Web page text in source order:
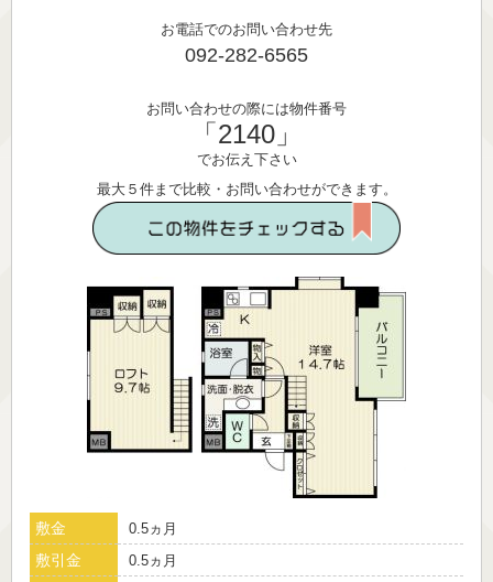
お電話でのお問い合わせ先
092-282-6565
お問い合わせの際には物件番号
「2140」
でお伝え下さい
最大５件まで比較・お問い合わせができます。
敷金 0.5ヵ月
敷引金 0.5ヵ月